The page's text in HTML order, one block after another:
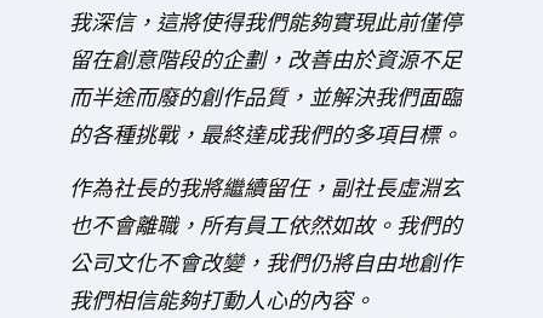
我深信，這將使得我們能夠實現此前僅停
留在創意階段的企劃，改善由於資源不足
而半途而廢的創作品質，並解決我們面臨
的各種挑戰，最終達成我們的多項目標。
作為社長的我將繼續留任，副社長虛淵玄
也不會離職，所有員工依然如故。我們的
公司文化不會改變，我們仍將自由地創作
我們相信能夠打動人心的內容。